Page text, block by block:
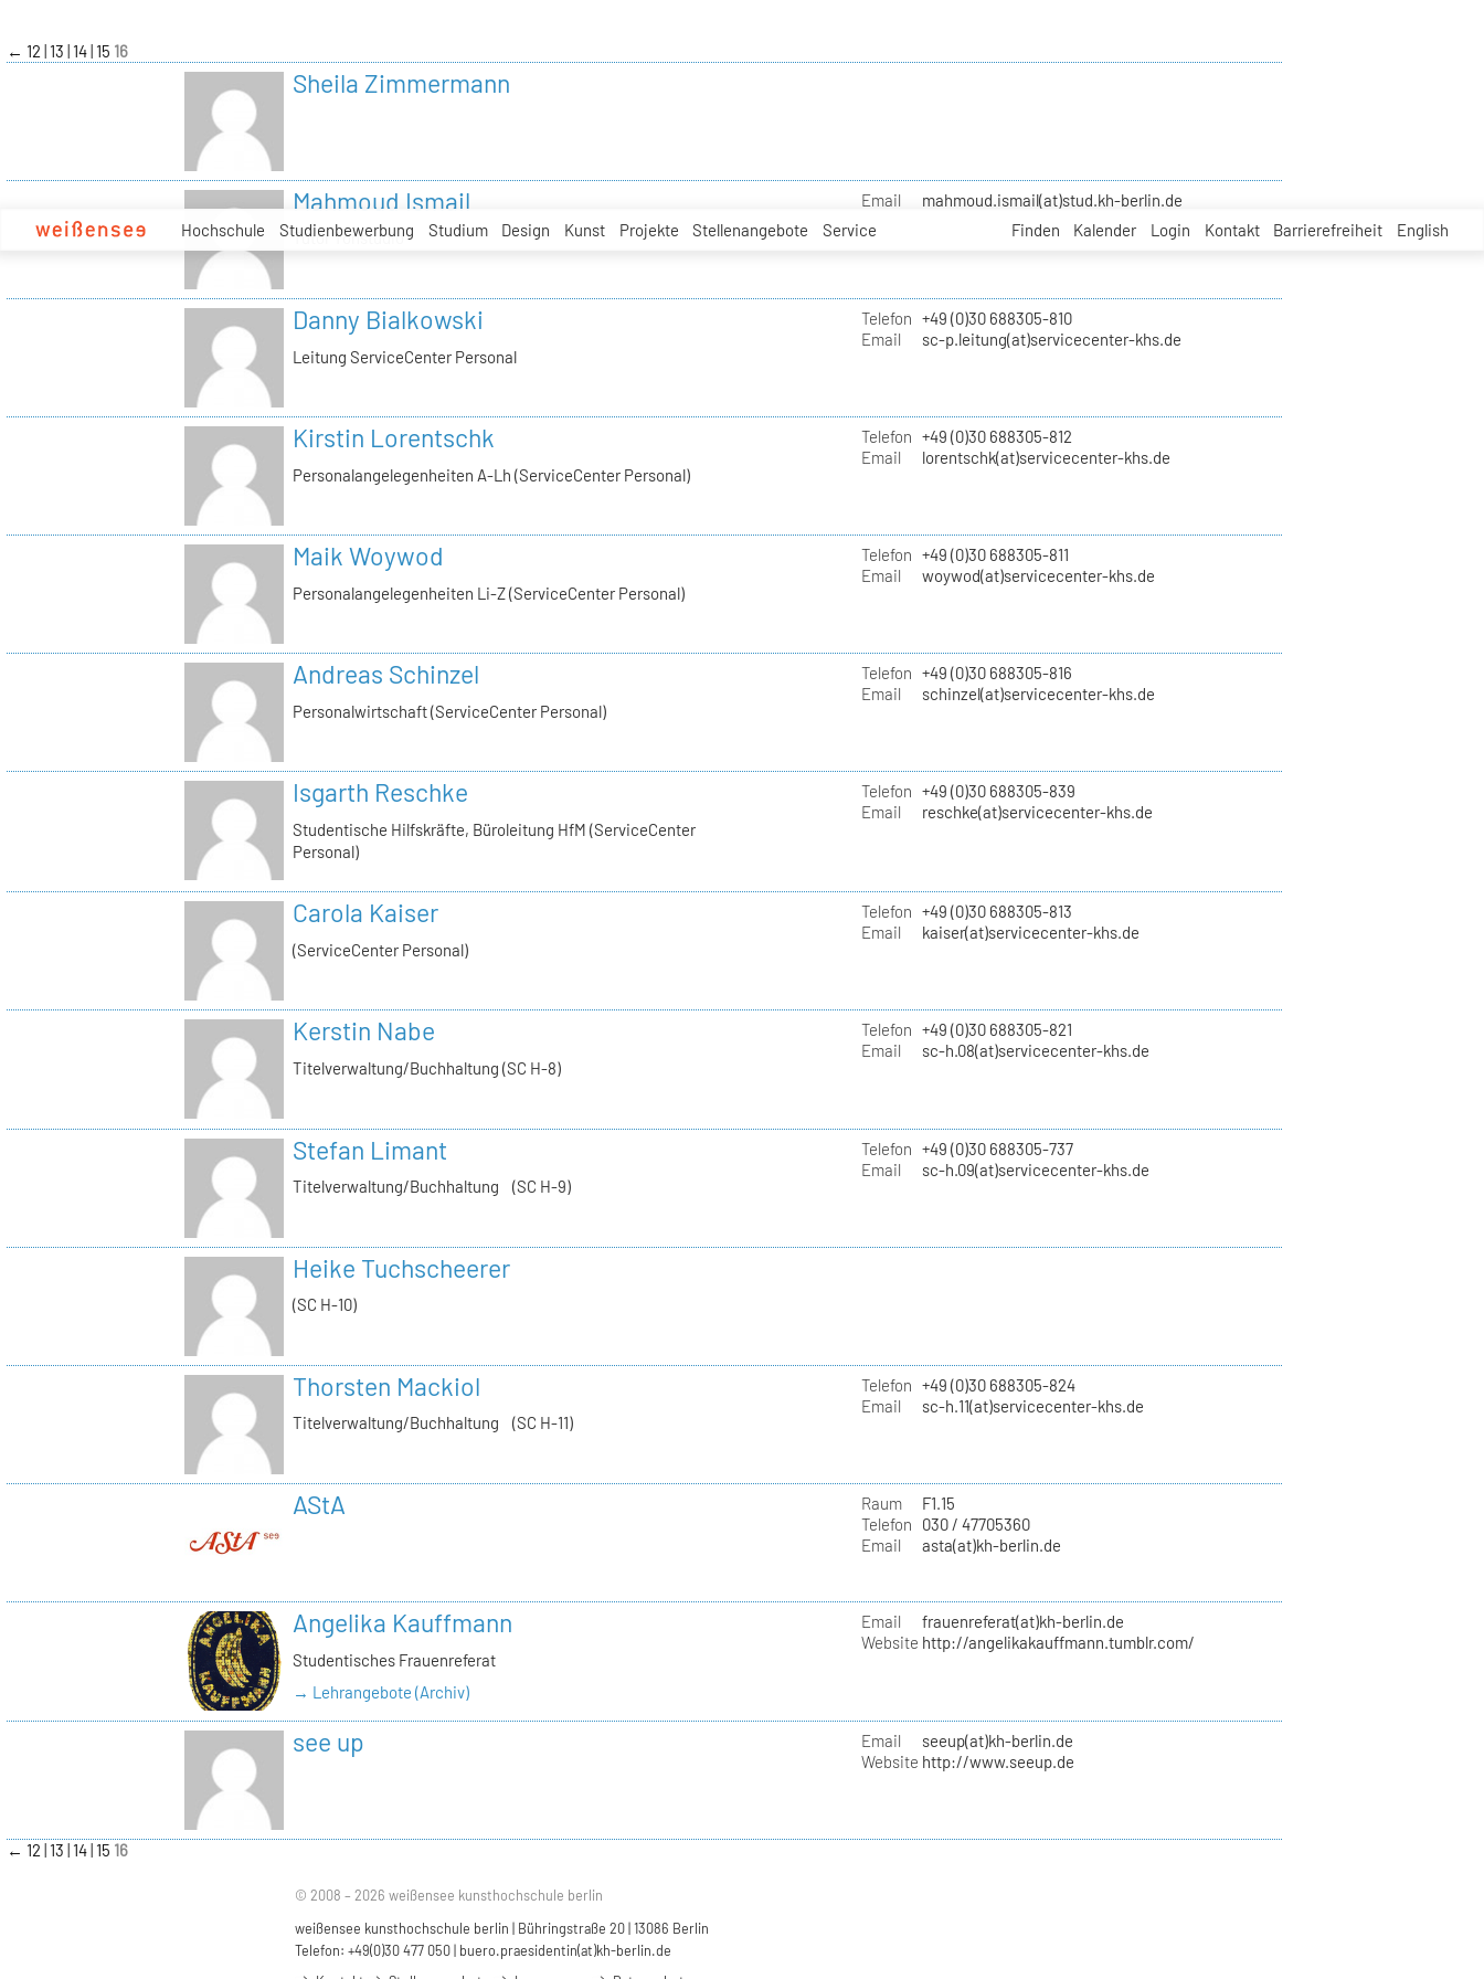
Hochschule Studienbewerbung Studium Design Kunst Projekte Stellenangebote Service Finden Kalender Login Kontakt Barrierefreiheit English
← 12 13 14 15 16
Sheila Zimmermann
Mahmoud Ismail
Tutor Tonstudio
Email mahmoud.ismail(at)stud.kh-berlin.de
Danny Bialkowski
Leitung ServiceCenter Personal
Telefon +49 (0)30 688305-810
Email
sc-p.leitung(at)servicecenter-khs.de
Kirstin Lorentschk
Personalangelegenheiten A-Lh (ServiceCenter Personal)
Telefon +49 (0)30 688305-812
Email
lorentschk(at)servicecenter-khs.de
Maik Woywod
Personalangelegenheiten Li-Z (ServiceCenter Personal)
Telefon +49 (0)30 688305-811
Email
woywod(at)servicecenter-khs.de
Andreas Schinzel
Personalwirtschaft (ServiceCenter Personal)
Telefon +49 (0)30 688305-816
Email
schinzel(at)servicecenter-khs.de
Isgarth Reschke
Studentische Hilfskräfte, Büroleitung HfM (ServiceCenter
Personal)
Telefon +49 (0)30 688305-839
Email
reschke(at)servicecenter-khs.de
Carola Kaiser
(ServiceCenter Personal)
Telefon +49 (0)30 688305-813
Email
kaiser(at)servicecenter-khs.de
Kerstin Nabe
Titelverwaltung/Buchhaltung (SC H-8)
Telefon +49 (0)30 688305-821
Email
sc-h.08(at)servicecenter-khs.de
Stefan Limant
Titelverwaltung/Buchhaltung (SC H-9)
Telefon +49 (0)30 688305-737
Email
sc-h.09(at)servicecenter-khs.de
Heike Tuchscheerer
(SC H-10)
Thorsten Mackiol
Titelverwaltung/Buchhaltung (SC H-11)
Telefon +49 (0)30 688305-824
Email
sc-h.11(at)servicecenter-khs.de
AStA Raum
F1.15
Telefon
030 / 47705360
Email
asta(at)kh-berlin.de
Angelika Kauffmann
Studentisches Frauenreferat
→ Lehrangebote (Archiv)
Email
frauenreferat(at)kh-berlin.de
Website http://angelikakauffmann.tumblr.com/
see up Email
seeup(at)kh-berlin.de
Website http://www.seeup.de
← 12 13 14 15 16
© 2008 – 2026 weißensee kunsthochschule berlin
weißensee kunsthochschule berlin | Bühringstraße 20 | 13086 Berlin
Telefon: +49(0)30 477 050 | buero.praesidentin(at)kh-berlin.de